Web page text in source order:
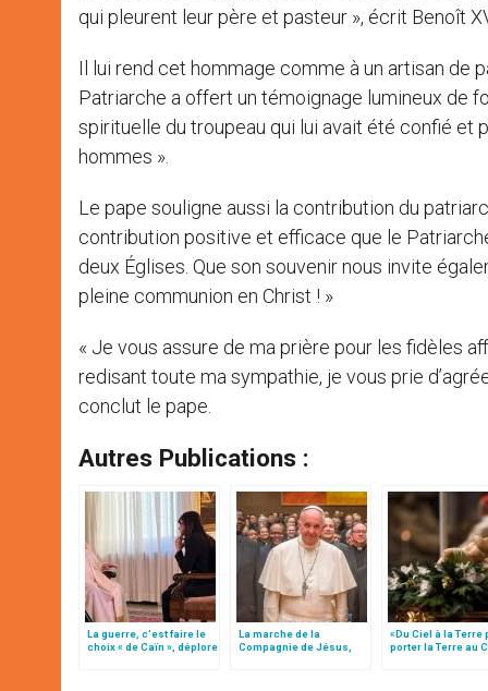
qui pleurent leur père et pasteur », écrit Benoît
Il lui rend cet hommage comme à un artisan de
Patriarche a offert un témoignage lumineux de
spirituelle du troupeau qui lui avait été confié et
hommes ».
Le pape souligne aussi la contribution du
contribution positive et efficace que le
deux Églises. Que son souvenir nous invite
pleine communion en Christ ! »
« Je vous assure de ma prière pour les fidèles
redisant toute ma sympathie, je vous prie
conclut le pape.
Autres Publications :
La guerre, c’est faire le
choix « de Caïn », déplore
La marche de la
Compagnie de Jésus,
«Du Ciel à la Terre
porter la Terre au